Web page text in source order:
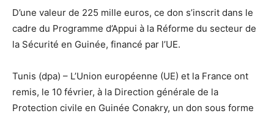
D’une valeur de 225 mille euros, ce don s’inscrit dans le
cadre du Programme d’Appui à la Réforme du secteur de
la Sécurité en Guinée, financé par l’UE.
Tunis (dpa) – L’Union européenne (UE) et la France ont
remis, le 10 février, à la Direction générale de la
Protection civile en Guinée Conakry, un don sous forme